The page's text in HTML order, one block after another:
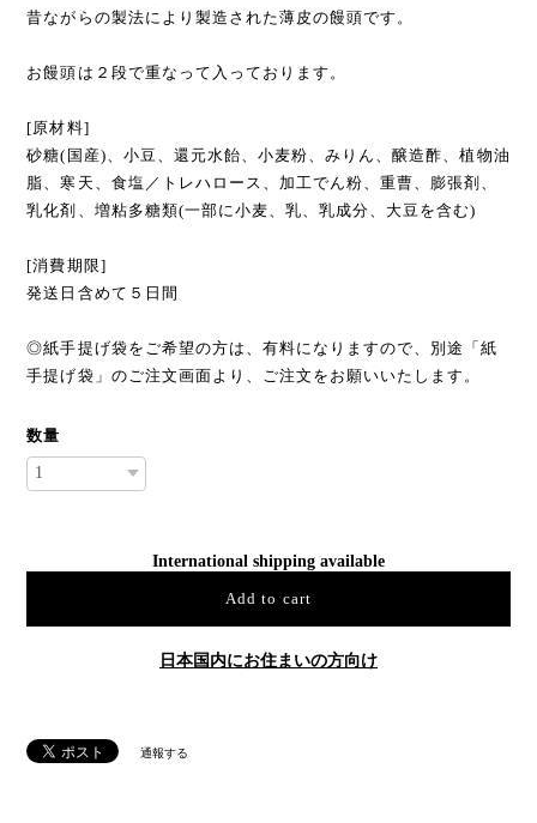
昔ながらの製法により製造された薄皮の饅頭です。
お饅頭は２段で重なって入っております。
[原材料]
砂糖(国産)、小豆、還元水飴、小麦粉、みりん、醸造酢、植物油
脂、寒天、食塩／トレハロース、加工でん粉、重曹、膨張剤、
乳化剤、増粘多糖類(一部に小麦、乳、乳成分、大豆を含む)
[消費期限]
発送日含めて５日間
◎紙手提げ袋をご希望の方は、有料になりますので、別途「紙
手提げ袋」のご注文画面より、ご注文をお願いいたします。
数量
International shipping available
Add to cart
日本国内にお住まいの方向け
通報する